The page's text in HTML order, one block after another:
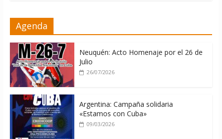
06/08/2026
Agenda
Neuquén: Acto Homenaje por el 26 de
Julio
26/07/2026
Argentina: Campaña solidaria
«Estamos con Cuba»
09/03/2026